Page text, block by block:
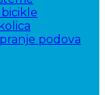
podova